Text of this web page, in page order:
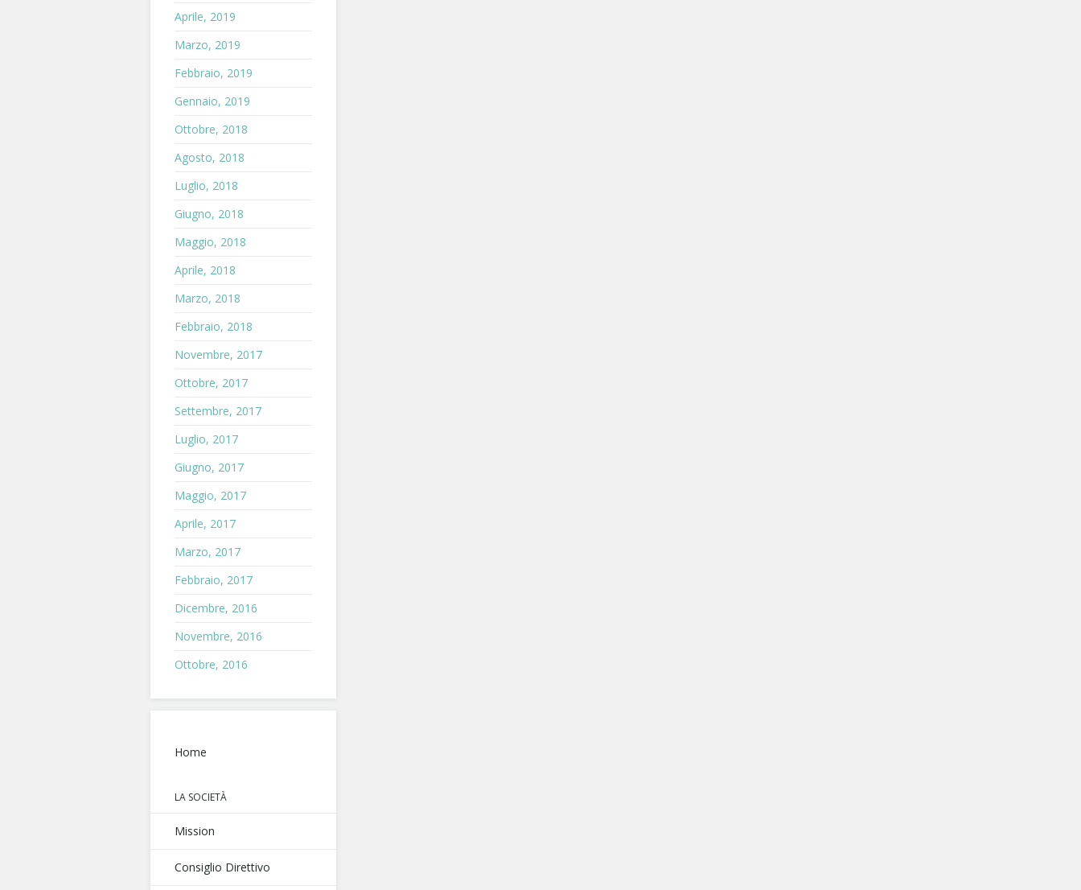
Aprile, 2019
Marzo, 2019
Febbraio, 2019
Gennaio, 2019
Ottobre, 2018
Agosto, 2018
Luglio, 2018
Giugno, 2018
Maggio, 2018
Aprile, 2018
Marzo, 2018
Febbraio, 2018
Novembre, 2017
Ottobre, 2017
Settembre, 2017
Luglio, 2017
Giugno, 2017
Maggio, 2017
Aprile, 2017
Marzo, 2017
Febbraio, 2017
Dicembre, 2016
Novembre, 2016
Ottobre, 2016
Home
LA SOCIETÀ
Mission
Consiglio Direttivo